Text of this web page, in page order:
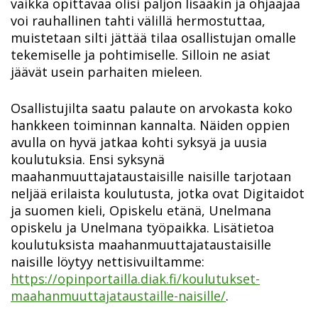
voi rauhallinen tahti välillä hermostuttaa,
muistetaan silti jättää tilaa osallistujan omalle
tekemiselle ja pohtimiselle. Silloin ne asiat
jäävät usein parhaiten mieleen.
Osallistujilta saatu palaute on arvokasta koko
hankkeen toiminnan kannalta. Näiden oppien
avulla on hyvä jatkaa kohti syksyä ja uusia
koulutuksia. Ensi syksynä
maahanmuuttajataustaisille naisille tarjotaan
neljää erilaista koulutusta, jotka ovat Digitaidot
ja suomen kieli, Opiskelu etänä, Unelmana
opiskelu ja Unelmana työpaikka. Lisätietoa
koulutuksista maahanmuuttajataustaisille
naisille löytyy nettisivuiltamme:
https://opinportailla.diak.fi/koulutukset-
maahanmuuttajataustaille-naisille/.